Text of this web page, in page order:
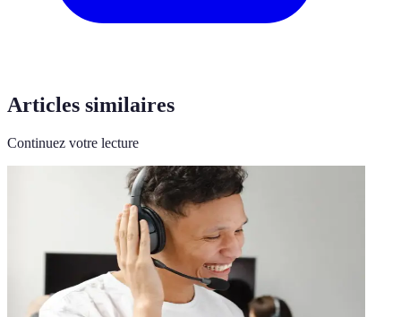
Articles similaires
Continuez votre lecture